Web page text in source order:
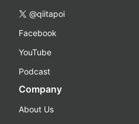
@qiitapoi
Facebook
YouTube
Podcast
Company
About Us